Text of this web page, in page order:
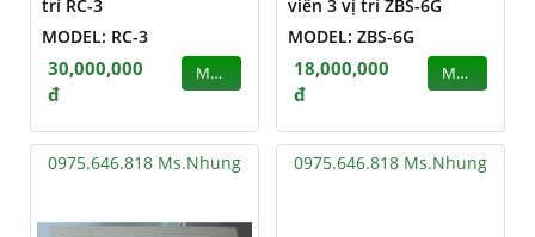
trí RC-3
MODEL: RC-3
30,000,000
đ
MUA
viên 3 vị trí ZBS-6G
MODEL: ZBS-6G
18,000,000
đ
MUA
0975.646.818 Ms.Nhung 0975.646.818 Ms.Nhung